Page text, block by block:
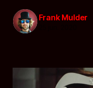
Frank Mulder